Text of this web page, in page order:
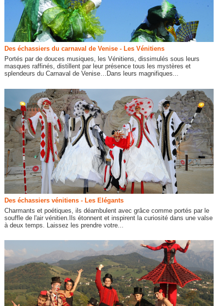
Des échassiers du carnaval de Venise - Les Vénitiens
Portés par de douces musiques, les Vénitiens, dissimulés sous leurs
masques raffinés, distillent par leur présence tous les mystères et
splendeurs du Carnaval de Venise…Dans leurs magnifiques...
Des échassiers vénitiens - Les Elégants
Charmants et poétiques, ils déambulent avec grâce comme portés par le
souffle de l'air vénitien.Ils étonnent et inspirent la curiosité dans une valse
à deux temps. Laissez les prendre votre...